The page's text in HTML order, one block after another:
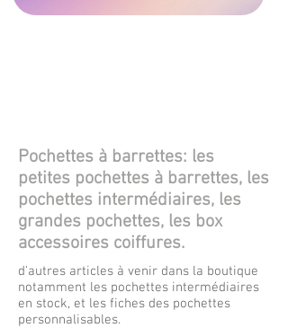
Pochettes à barrettes: les
petites pochettes à barrettes, les
pochettes intermédiaires, les
grandes pochettes, les box
accessoires coiffures.
d'autres articles à venir dans la boutique
notamment les pochettes intermédiaires
en stock, et les fiches des pochettes
personnalisables.